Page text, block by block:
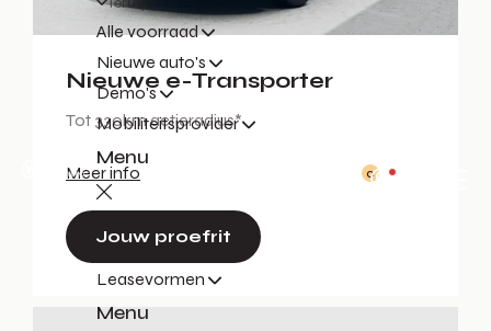
Alle voorraad
Nieuwe auto's
Demo's
Mobiliteitsprovider
Menu
Over ons
Leasevormen
Menu
0
Nieuwe e-Transporter
Tot 330km actieradius*
Meer info
Jouw proefrit